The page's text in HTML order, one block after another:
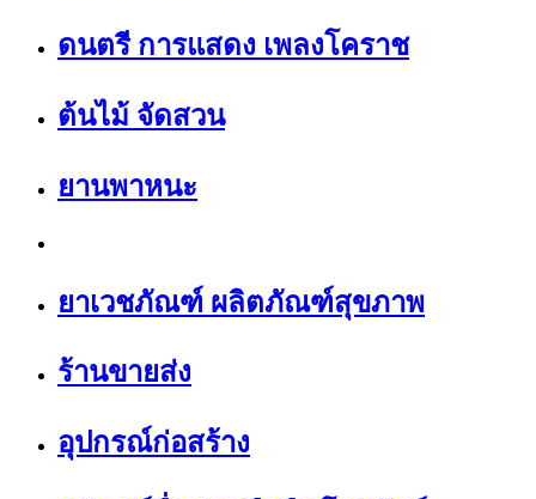
ดนตรี การแสดง เพลงโคราช
ต้นไม้ จัดสวน
ยานพาหนะ
ยาเวชภัณฑ์ ผลิตภัณฑ์สุขภาพ
ร้านขายส่ง
อุปกรณ์ก่อสร้าง